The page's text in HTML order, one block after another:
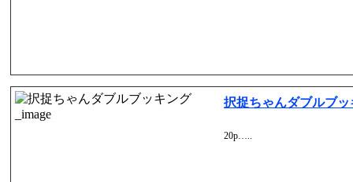
択捉ちゃんダブルブッ
20p…..